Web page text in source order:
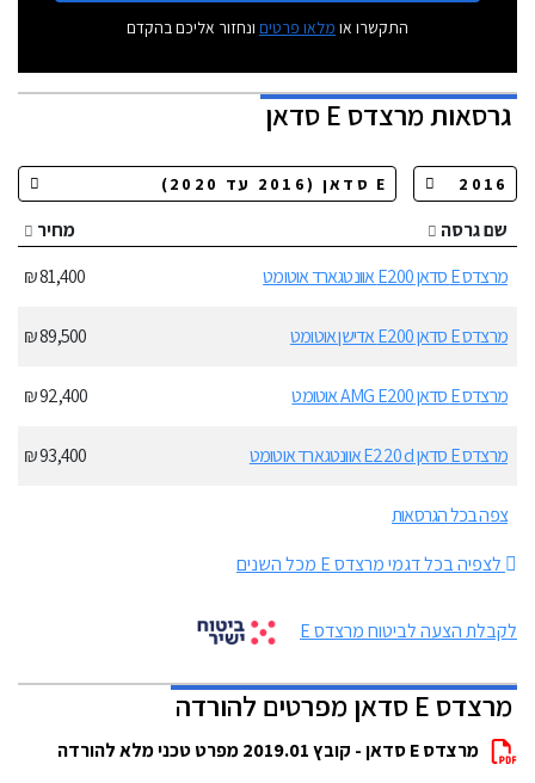
התקשרו או מלאו פרטים ונחזור אליכם בהקדם
גרסאותמרצדס E סדאן
שם גרסה
מחיר
מרצדס E סדאן E200 אוונטגארד אוטומט
81,400 ₪
מרצדס E סדאן E200 אדישן אוטומט 89,500 ₪
מרצדס E סדאן AMG E200 אוטומט 92,400 ₪
מרצדס E סדאן E220 d אוונטגארד אוטומט 93,400 ₪
צפה בכל הגרסאות
לצפיה בכל דגמי מרצדס E מכל השנים
לקבלת הצעה לביטוח מרצדס E
מרצדס E סדאן מפרטים להורדה
מרצדס E סדאן - קובץ 2019.01 מפרט טכני מלא להורדה